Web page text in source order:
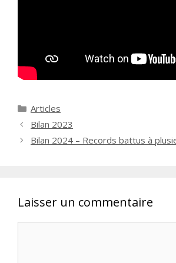
Catégories
Articles
Bilan 2023
Bilan 2024 – Records battus à
Laisser un commentaire